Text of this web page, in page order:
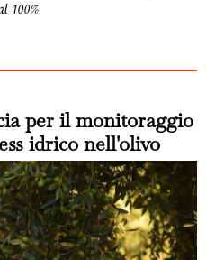
100%
per il monitoraggio
idrico nell'olivo